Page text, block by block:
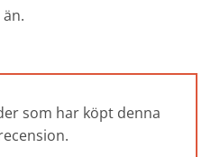
som har köpt denna